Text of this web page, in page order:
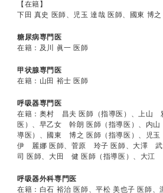
【在籍】
下田 真史 医師、児玉 達哉 医師、國東 博之
糖尿病専門医
在籍：及川 眞一 医師
甲状腺専門医
在籍：山田 裕士 医師
呼吸器専門医
在籍：奥村 昌夫 医師（指導医）、上山
医）、早乙女 幹朗 医師（指導医）、内
導医）、國東 博之 医師（指導医）、児
伊 麗娜 医師、菅原 玲子 医師、大澤 武
司 医師、大田 健 医師（指導医）、大江
呼吸器外科専門医
在籍：白石 裕治 医師、平松 美也子 医師